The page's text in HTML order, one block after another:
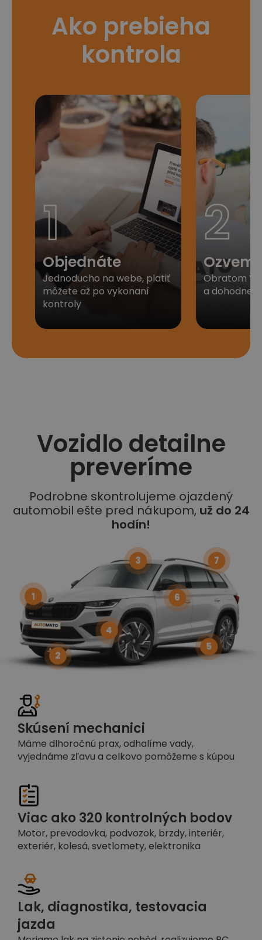
Ako prebieha
kontrola
1
Objednáte
Jednoducho na webe, platiť
môžete až po vykonaní
kontroly
2
Obratom
a
Vozidlo detailne
preveríme
Podrobne skontrolujeme ojazdený
automobil ešte pred nákupom, už do 24
hodín!
Skúsení mechanici
Máme dlhoročnú prax, odhalíme vady,
vyjednáme zľavu a celkovo pomôžeme s kúpou
Viac ako 320 kontrolných bodov
Motor, prevodovka, podvozok, brzdy, interiér,
exteriér, kolesá, svetlomety, elektronika
Lak, diagnostika, testovacia
jazda
1
2
3
4
5
6
7